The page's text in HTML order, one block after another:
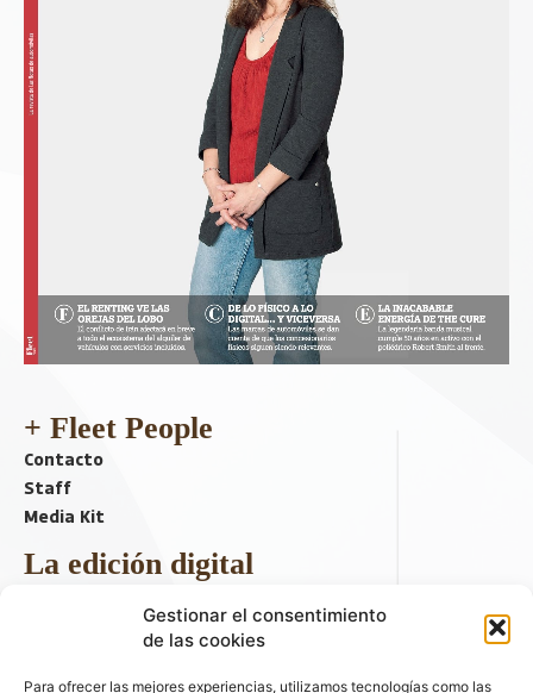
Gestionar el consentimiento
de las cookies
Para ofrecer las mejores experiencias, utilizamos tecnologías como las
+ Fleet People
Contacto
Staff
Media Kit
La edición digital
Descargar último ejemplar
ir a hemeroteca
+ Contenido en redes sociales